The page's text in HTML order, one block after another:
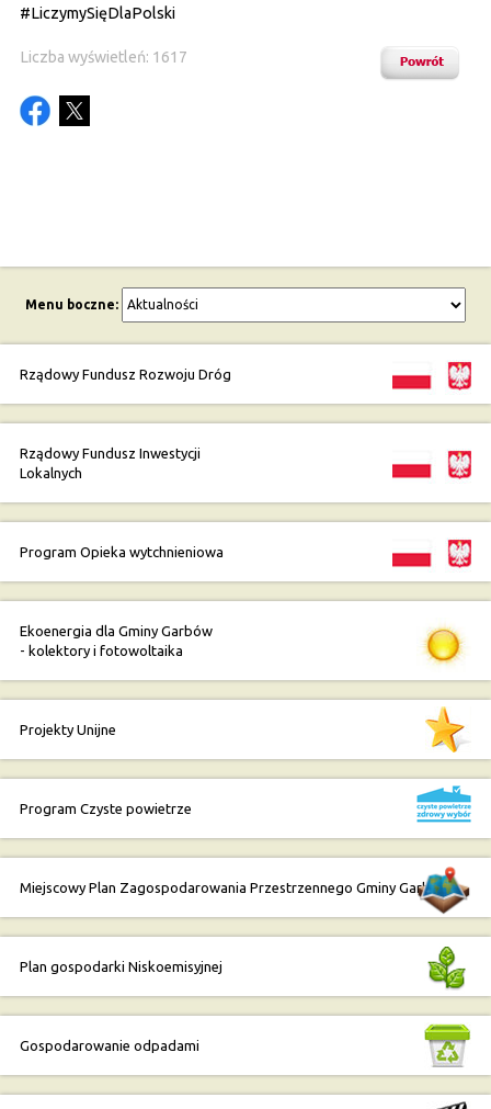
#LiczymySięDlaPolski
Liczba wyświetleń: 1617
Menu boczne:
Rządowy Fundusz Rozwoju Dróg
Rządowy Fundusz Inwestycji
Lokalnych
Program Opieka wytchnieniowa
Ekoenergia dla Gminy Garbów
- kolektory i fotowoltaika
Projekty Unijne
Program Czyste powietrze
Miejscowy Plan Zagospodarowania Przestrzennego Gminy Garbów
Plan gospodarki Niskoemisyjnej
Gospodarowanie odpadami